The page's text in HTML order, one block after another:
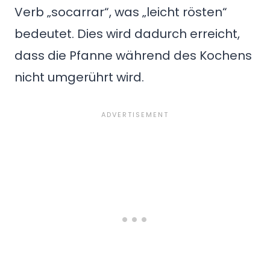
Verb „socarrar“, was „leicht rösten“
bedeutet. Dies wird dadurch erreicht,
dass die Pfanne während des Kochens
nicht umgerührt wird.